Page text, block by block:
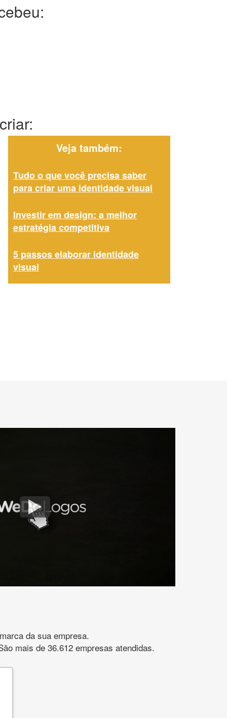
Veja também:
Tudo o que você precisa saber
para criar uma identidade visual
Investir em design: a melhor
estratégia competitiva
5 passos elaborar identidade
visual
da sua empresa.
mais de 36.612 empresas atendidas.